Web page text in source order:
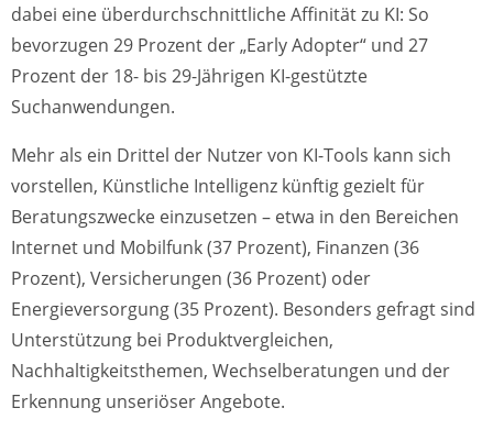
dabei eine überdurchschnittliche Affinität zu KI: So
bevorzugen 29 Prozent der „Early Adopter“ und 27
Prozent der 18- bis 29-Jährigen KI-gestützte
Suchanwendungen.
Mehr als ein Drittel der Nutzer von KI-Tools kann sich
vorstellen, Künstliche Intelligenz künftig gezielt für
Beratungszwecke einzusetzen – etwa in den Bereichen
Internet und Mobilfunk (37 Prozent), Finanzen (36
Prozent), Versicherungen (36 Prozent) oder
Energieversorgung (35 Prozent). Besonders gefragt sind
Unterstützung bei Produktvergleichen,
Nachhaltigkeitsthemen, Wechselberatungen und der
Erkennung unseriöser Angebote.